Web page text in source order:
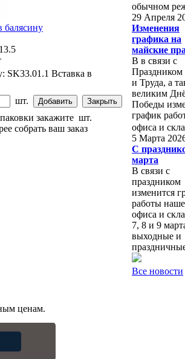
балясину
SK33.01.1 Вставка в
шт.
закажите шт.
собрать ваш заказ
обычном
29 Апреля
Изменения
графика на
майские
В в связи с
и Труда, а
великим
Победы
график
офиса и
5 Марта
С
марта
В связи с
праздником
изменится
работы
офиса и
7, 8 и 9
выходные и
Все новости
ценам.